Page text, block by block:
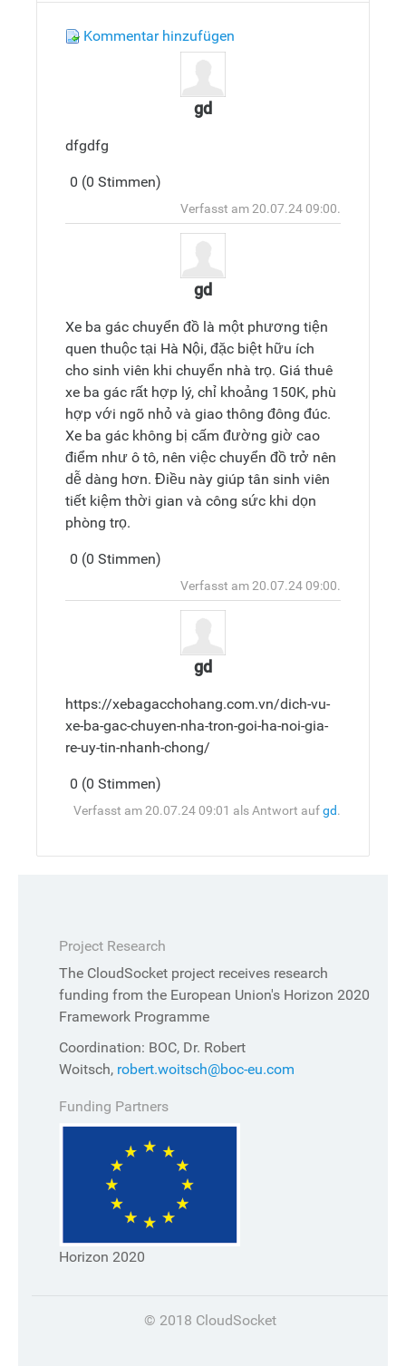
Kommentar hinzufügen
gd
dfgdfg
0 (0 Stimmen)
Verfasst am 20.07.24 09:00.
gd
Xe ba gác chuyển đồ là một phương tiện
quen thuộc tại Hà Nội, đặc biệt hữu ích
cho sinh viên khi chuyển nhà trọ. Giá thuê
xe ba gác rất hợp lý, chỉ khoảng 150K, phù
hợp với ngõ nhỏ và giao thông đông đúc.
Xe ba gác không bị cấm đường giờ cao
điểm như ô tô, nên việc chuyển đồ trở nên
dễ dàng hơn. Điều này giúp tân sinh viên
tiết kiệm thời gian và công sức khi dọn
phòng trọ.
0 (0 Stimmen)
Verfasst am 20.07.24 09:00.
gd
https://xebagacchohang.com.vn/dich-vu-
xe-ba-gac-chuyen-nha-tron-goi-ha-noi-gia-
re-uy-tin-nhanh-chong/
0 (0 Stimmen)
Verfasst am 20.07.24 09:01 als Antwort aufgd.
Project Research
The CloudSocket project receives research
funding from the European Union's Horizon 2020
Framework Programme
Coordination: BOC, Dr. Robert
Woitsch, robert.woitsch@boc-eu.com
Funding Partners
Horizon 2020
© 2018 CloudSocket